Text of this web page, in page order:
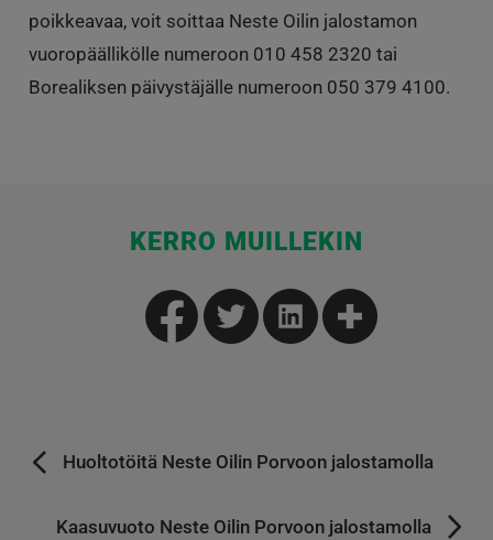
poikkeavaa, voit soittaa Neste Oilin jalostamon
vuoropäällikölle numeroon 010 458 2320 tai
Borealiksen päivystäjälle numeroon 050 379 4100.
KERRO MUILLEKIN
Huoltotöitä Neste Oilin Porvoon jalostamolla
Kaasuvuoto Neste Oilin Porvoon jalostamolla